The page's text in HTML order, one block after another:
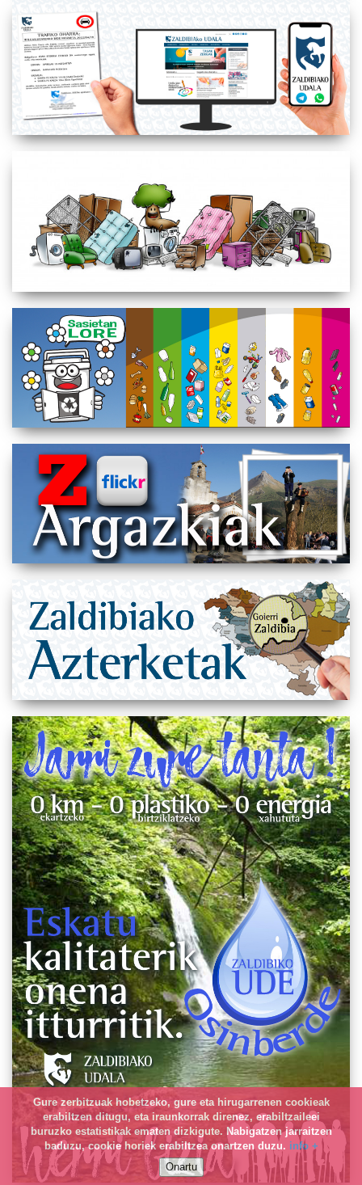
Gure zerbitzuak hobetzeko, gure eta hirugarrenen cookieak
erabiltzen ditugu, eta iraunkorrak direnez, erabiltzaileei
buruzko estatistikak ematen dizkigute. Nabigatzen jarraitzen
baduzu, cookie horiek erabiltzea onartzen duzu. info +